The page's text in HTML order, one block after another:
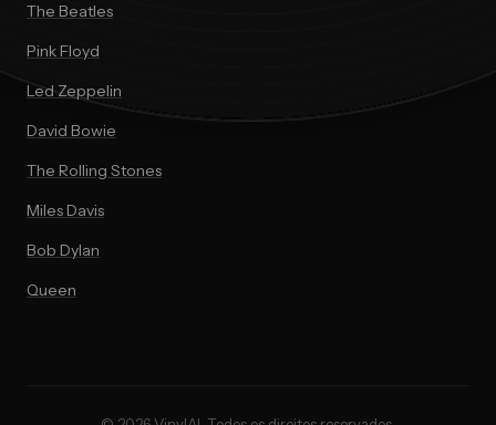
The Beatles
Pink Floyd
Led Zeppelin
David Bowie
The Rolling Stones
Miles Davis
Bob Dylan
Queen